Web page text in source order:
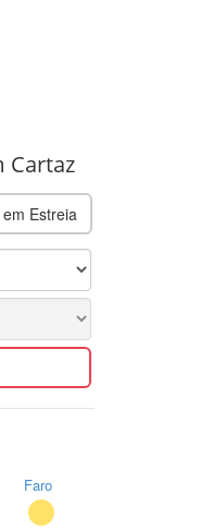
Cartaz
Estreia
Faro